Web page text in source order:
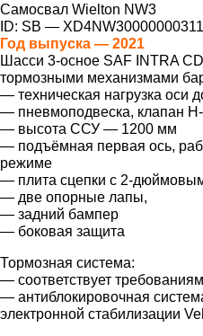
Самосвал Wielton NW3
ID: SB —
Год выпуска — 2021
Шасси 3-осное SAF INTRA
тормозными механизмами
— техническая нагрузка оси
— пневмоподвеска, клапан
— высота ССУ — 1200 мм
— подъёмная первая ось,
режиме
— плита сцепки с 2-
— две опорные лапы,
— задний бампер
— боковая защита
Тормозная система:
— соответствует
— антиблокировочная
электронной стабилизации